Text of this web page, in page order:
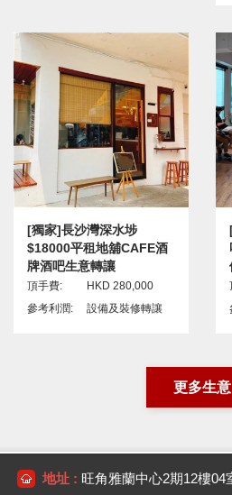
[獨家]長沙灣深水埗
$18000平租地舖CAFE酒
牌酒吧生意轉讓
頂手費:
HKD 280,000
參考利潤:
設備及裝修轉讓
更多生意
地址 : 旺角雅蘭中心2期12樓04